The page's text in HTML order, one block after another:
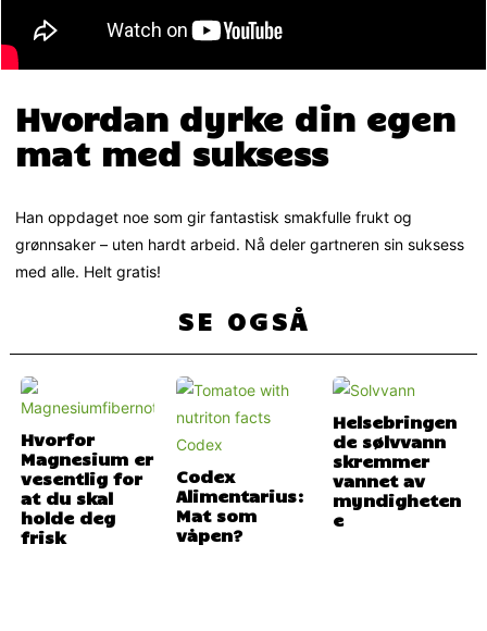
Hvordan dyrke din egen
mat med suksess
­­­Han oppdaget noe som gir fantastisk smakfulle frukt og
grønnsaker – uten hardt arbeid. Nå deler gartneren sin suksess
med alle. Helt gratis!
SE OGSÅ
Hvorfor
Magnesium er
vesentlig for
at du skal
holde deg
frisk
Codex
Alimentarius:
Mat som
våpen?
Helsebringen
de sølvvann
skremmer
vannet av
myndigheten
e